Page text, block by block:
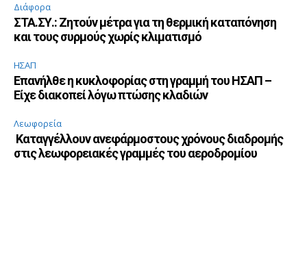
Διάφορα
ΣΤΑ.ΣΥ.: Ζητούν μέτρα για τη θερμική καταπόνηση
και τους συρμούς χωρίς κλιματισμό
ΗΣΑΠ
Επανήλθε η κυκλοφορίας στη γραμμή του ΗΣΑΠ –
Είχε διακοπεί λόγω πτώσης κλαδιών
Λεωφορεία
Καταγγέλλουν ανεφάρμοστους χρόνους διαδρομής
στις λεωφορειακές γραμμές του αεροδρομίου